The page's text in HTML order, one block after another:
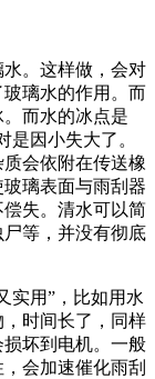
。这样做，会对
璃水的作用。而
而水的冰点是
因小失大了。
会依附在传送橡
璃表面与雨刮器
失。清水可以简
等，并没有彻底
实用”，比如用水
时间长了，同样
坏到电机。一般
会加速催化雨刮